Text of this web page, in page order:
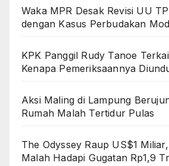
Waka MPR Desak Revisi UU
dengan Kasus Perbudakan
KPK Panggil Rudy Tanoe
Kenapa Pemeriksaannya
Aksi Maling di Lampung
Rumah Malah Tertidur Pulas
The Odyssey Raup US$1
Malah Hadapi Gugatan Rp1,9